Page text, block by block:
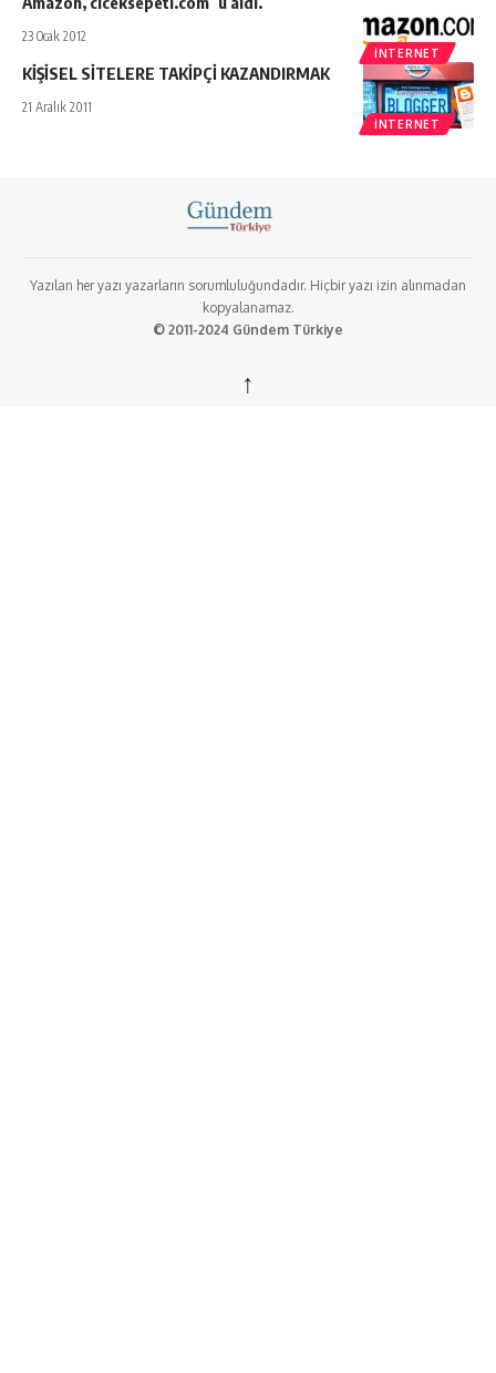
İNTERNET
23 Ocak 2012
İNTERNET
KİŞİSEL SİTELERE TAKİPÇİ KAZANDIRMAK
21 Aralık 2011
Yazılan her yazı yazarların sorumluluğundadır. Hiçbir yazı izin alınmadan
kopyalanamaz.
© 2011-2024 Gündem Türkiye
↑